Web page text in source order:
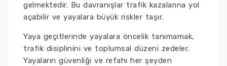
gelmektedir. Bu davranışlar trafik kazalarına yol
açabilir ve yayalara büyük riskler taşır.
Yaya geçitlerinde yayalara öncelik tanımamak,
trafik disiplinini ve toplumsal düzeni zedeler.
Yayaların güvenliği ve refahı her şeyden